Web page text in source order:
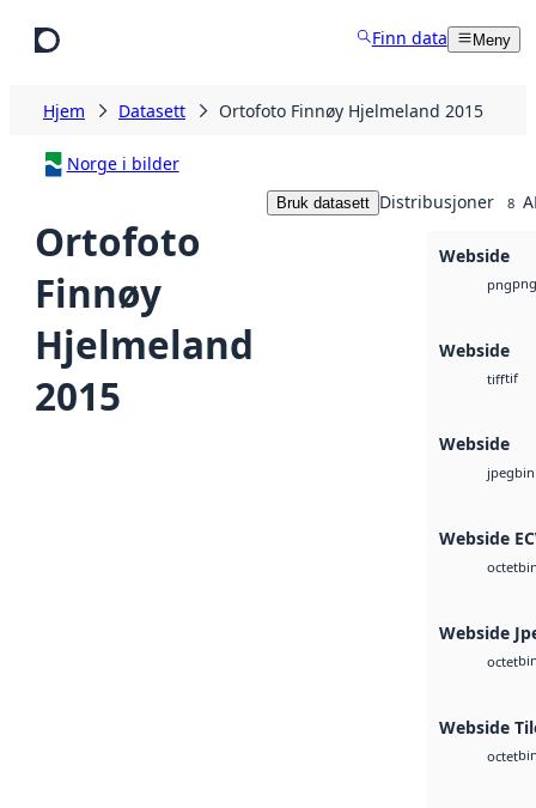
Finn data Meny
Hjem Datasett Ortofoto Finnøy Hjelmeland 2015
Norge i bilder
Ortofoto
Finnøy
Hjelmeland
2015
Bruk datasett Distribusjoner 8
Webside
pngpng
Webside
tifftif
Webside
jpegbin
Webside
octet
Webside
octet
Webside
octet